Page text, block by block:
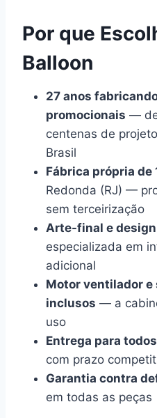
Por que
Balloon
27 anos
promocionais —
centenas de
Brasil
Fábrica própria de
Redonda (RJ) —
sem terceirização
Arte-final e
especializada em
adicional
Motor ventilador
inclusos — a
uso
Entrega para
com prazo
Garantia contra
em todas as peças